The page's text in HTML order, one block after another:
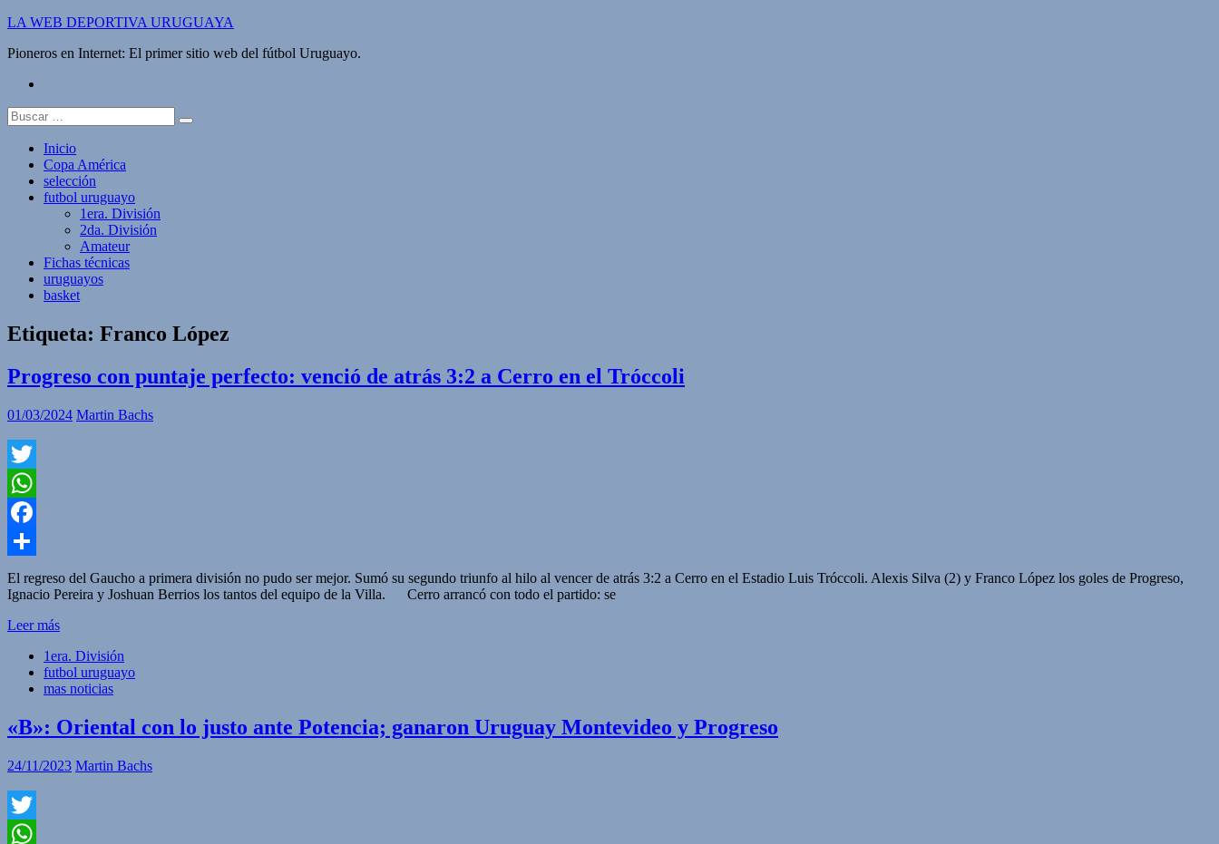
Saltar
contenido
LA WEB DEPORTIVA URUGUAYA
Pioneros en Internet: El primer sitio web del fútbol Uruguayo.
Buscar:
Inicio
Copa América
selección
futbol uruguayo
1era. División
2da. División
Amateur
Fichas técnicas
uruguayos
basket
Etiqueta: Franco López
Progreso con puntaje perfecto: venció de atrás 3:2 a Cerro en el Tróccoli
01/03/2024 Martin Bachs
Twitter
WhatsApp
Facebook
Compartir
El regreso del Gaucho a primera división no pudo ser mejor. Sumó su segundo triunfo al hilo al vencer de atrás 3:2 a Cerro en el Estadio Luis Tróccoli. Alexis Silva (2) y Franco López los goles de Progreso,
Ignacio Pereira y Joshuan Berrios los tantos del equipo de la Villa. Cerro arrancó con todo el partido: se
Leer más
1era. División
futbol uruguayo
mas noticias
«B»: Oriental con lo justo ante Potencia; ganaron Uruguay Montevideo y Progreso
24/11/2023 Martin Bachs
Twitter